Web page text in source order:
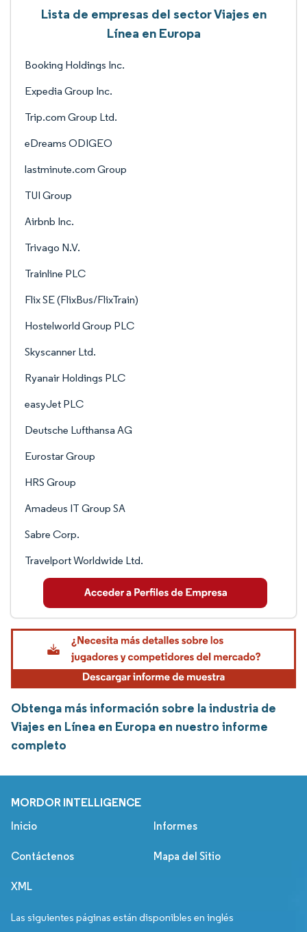
Lista de empresas del sector Viajes en
Línea en Europa
Booking Holdings Inc.
Expedia Group Inc.
Trip.com Group Ltd.
eDreams ODIGEO
lastminute.com Group
TUI Group
Airbnb Inc.
Trivago N.V.
Trainline PLC
Flix SE (FlixBus/FlixTrain)
Hostelworld Group PLC
Skyscanner Ltd.
Ryanair Holdings PLC
easyJet PLC
Deutsche Lufthansa AG
Eurostar Group
HRS Group
Amadeus IT Group SA
Sabre Corp.
Travelport Worldwide Ltd.
Obtenga más información sobre la industria de
Viajes en Línea en Europa en nuestro informe
completo
MORDOR INTELLIGENCE
Inicio Informes
Contáctenos Mapa del Sitio
XML
Las siguientes páginas están disponibles en inglés